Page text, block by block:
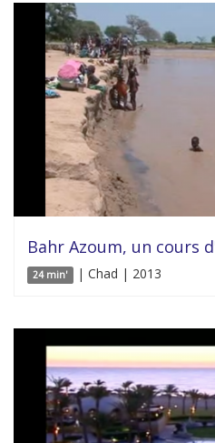
Bahr Azoum, un cours
24 min' | Chad | 2013